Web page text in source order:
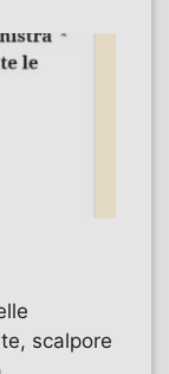
scalpore